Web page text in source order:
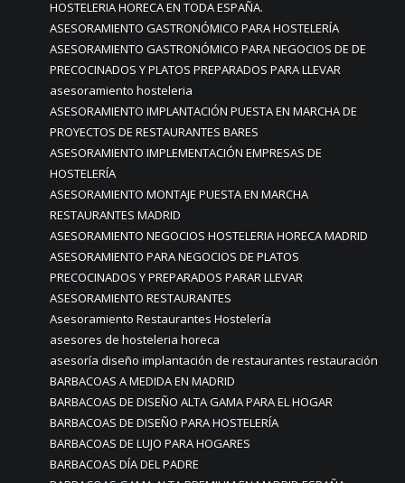
HOSTELERIA HORECA EN TODA ESPAÑA.
ASESORAMIENTO GASTRONÓMICO PARA HOSTELERÍA
ASESORAMIENTO GASTRONÓMICO PARA NEGOCIOS DE DE
PRECOCINADOS Y PLATOS PREPARADOS PARA LLEVAR
asesoramiento hosteleria
ASESORAMIENTO IMPLANTACIÓN PUESTA EN MARCHA DE
PROYECTOS DE RESTAURANTES BARES
ASESORAMIENTO IMPLEMENTACIÓN EMPRESAS DE
HOSTELERÍA
ASESORAMIENTO MONTAJE PUESTA EN MARCHA
RESTAURANTES MADRID
ASESORAMIENTO NEGOCIOS HOSTELERIA HORECA MADRID
ASESORAMIENTO PARA NEGOCIOS DE PLATOS
PRECOCINADOS Y PREPARADOS PARAR LLEVAR
ASESORAMIENTO RESTAURANTES
Asesoramiento Restaurantes Hostelería
asesores de hosteleria horeca
asesoría diseño implantación de restaurantes restauración
BARBACOAS A MEDIDA EN MADRID
BARBACOAS DE DISEÑO ALTA GAMA PARA EL HOGAR
BARBACOAS DE DISEÑO PARA HOSTELERÍA
BARBACOAS DE LUJO PARA HOGARES
BARBACOAS DÍA DEL PADRE